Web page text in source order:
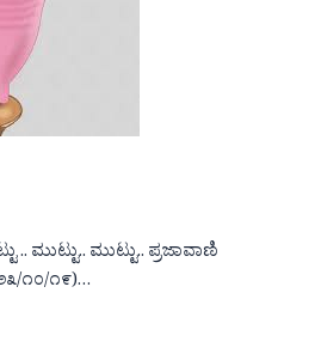
.. ಮುಟ್ಟು.. ಮುಟ್ಟು.. ಪ್ರಜಾವಾಣಿ
೧೦/೧೯)…